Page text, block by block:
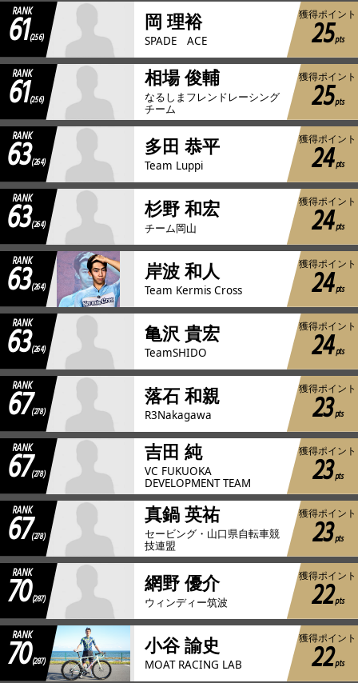
RANK
61(256)
岡 理裕
SPADE ACE
獲得ポイント
25pts
RANK
61(256)
相場 俊輔
なるしまフレンドレーシング
チーム
獲得ポイント
25pts
RANK
63(264)
多田 恭平
Team Luppi
獲得ポイント
24pts
RANK
63(264)
杉野 和宏
チーム岡山
獲得ポイント
24pts
RANK
63(264)
岸波 和人
Team Kermis Cross
獲得ポイント
24pts
RANK
63(264)
亀沢 貴宏
TeamSHIDO
獲得ポイント
24pts
RANK
67(278)
落石 和親
R3Nakagawa
獲得ポイント
23pts
RANK
67(278)
吉田 純
VC FUKUOKA
DEVELOPMENT TEAM
獲得ポイント
23pts
RANK
67(278)
真鍋 英祐
セービング・山口県自転車競
技連盟
獲得ポイント
23pts
RANK
70(287)
網野 優介
ウィンディー筑波
獲得ポイント
22pts
RANK
70(287)
小谷 諭史
MOAT RACING LAB
獲得ポイント
22pts